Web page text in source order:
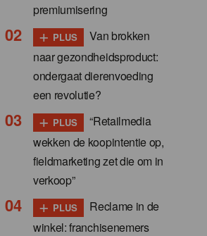
premiumisering
+ PLUS
Van brokken
naar gezondheidsproduct:
ondergaat dierenvoeding
een revolutie?
+ PLUS
“Retailmedia
wekken de koopintentie op,
fieldmarketing zet die om in
verkoop”
+ PLUS
Reclame in de
winkel: franchisenemers